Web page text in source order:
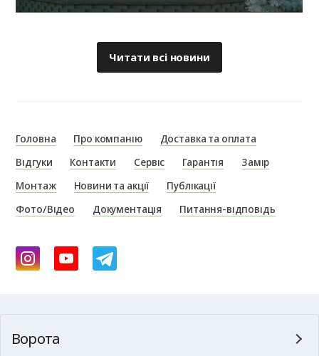
Читати всі новини
Головна Про компанію
Доставка та оплата
Відгуки
Контакти Сервіс Гарантія
Замір
Монтаж
Новини та акції
Публікації
Фото/Відео
Документація Питання-відповідь
Ворота